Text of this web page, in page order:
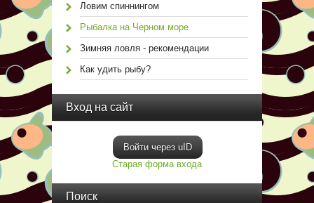
Ловим спиннингом
Рыбалка на Черном море
Зимняя ловля - рекомендации
Как удить рыбу?
Вход на сайт
Войти через uID
Старая форма входа
Поиск